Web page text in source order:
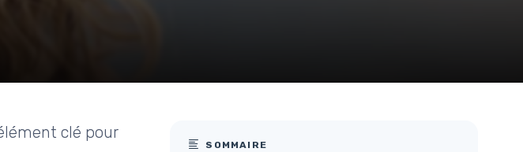
clé pour
SOMMAIRE